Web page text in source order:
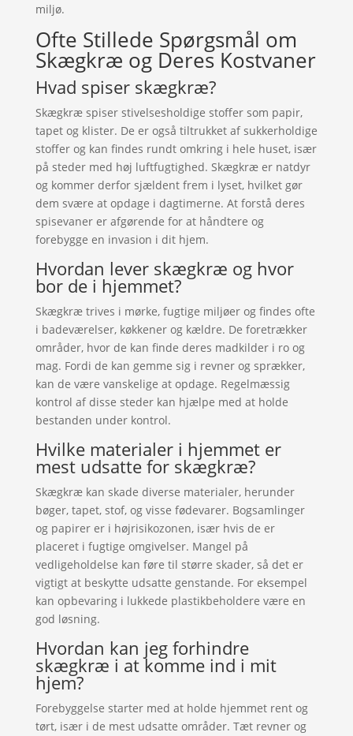
miljø.
Ofte Stillede Spørgsmål om
Skægkræ og Deres Kostvaner
Hvad spiser skægkræ?
Skægkræ spiser stivelsesholdige stoffer som papir,
tapet og klister. De er også tiltrukket af sukkerholdige
stoffer og kan findes rundt omkring i hele huset, især
på steder med høj luftfugtighed. Skægkræ er natdyr
og kommer derfor sjældent frem i lyset, hvilket gør
dem svære at opdage i dagtimerne. At forstå deres
spisevaner er afgørende for at håndtere og
forebygge en invasion i dit hjem.
Hvordan lever skægkræ og hvor
bor de i hjemmet?
Skægkræ trives i mørke, fugtige miljøer og findes ofte
i badeværelser, køkkener og kældre. De foretrækker
områder, hvor de kan finde deres madkilder i ro og
mag. Fordi de kan gemme sig i revner og sprækker,
kan de være vanskelige at opdage. Regelmæssig
kontrol af disse steder kan hjælpe med at holde
bestanden under kontrol.
Hvilke materialer i hjemmet er
mest udsatte for skægkræ?
Skægkræ kan skade diverse materialer, herunder
bøger, tapet, stof, og visse fødevarer. Bogsamlinger
og papirer er i højrisikozonen, især hvis de er
placeret i fugtige omgivelser. Mangel på
vedligeholdelse kan føre til større skader, så det er
vigtigt at beskytte udsatte genstande. For eksempel
kan opbevaring i lukkede plastikbeholdere være en
god løsning.
Hvordan kan jeg forhindre
skægkræ i at komme ind i mit
hjem?
Forebyggelse starter med at holde hjemmet rent og
tørt, især i de mest udsatte områder. Tæt revner og